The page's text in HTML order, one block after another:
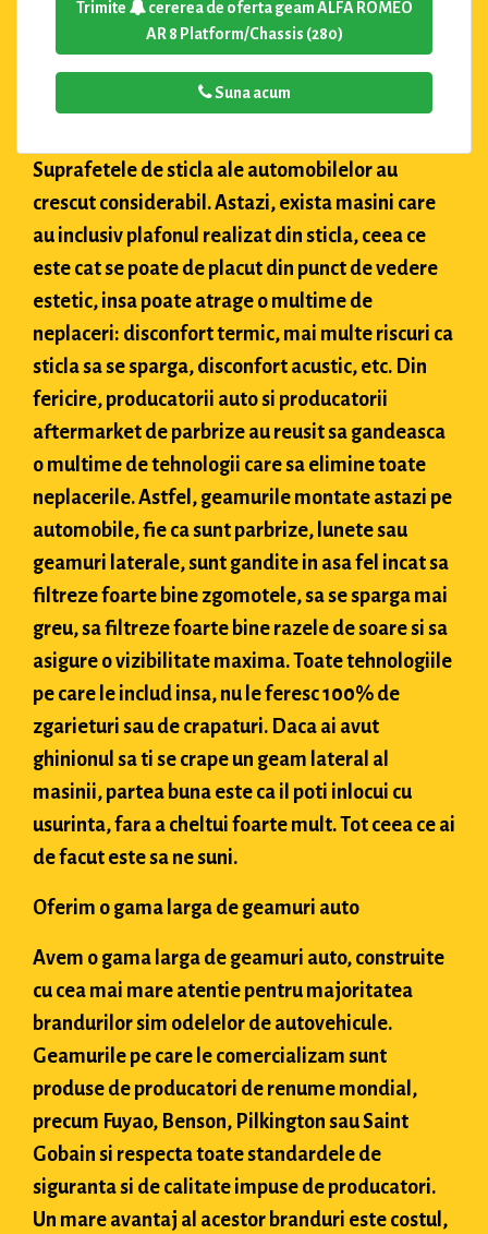
Trimite
cererea de oferta geam ALFA ROMEO
AR 8 Platform/Chassis (280)
Suna acum
Suprafetele de sticla ale automobilelor au
crescut considerabil. Astazi, exista masini care
au inclusiv plafonul realizat din sticla, ceea ce
este cat se poate de placut din punct de vedere
estetic, insa poate atrage o multime de
neplaceri: disconfort termic, mai multe riscuri ca
sticla sa se sparga, disconfort acustic, etc. Din
fericire, producatorii auto si producatorii
aftermarket de parbrize au reusit sa gandeasca
o multime de tehnologii care sa elimine toate
neplacerile. Astfel, geamurile montate astazi pe
automobile, fie ca sunt parbrize, lunete sau
geamuri laterale, sunt gandite in asa fel incat sa
filtreze foarte bine zgomotele, sa se sparga mai
greu, sa filtreze foarte bine razele de soare si sa
asigure o vizibilitate maxima. Toate tehnologiile
pe care le includ insa, nu le feresc 100% de
zgarieturi sau de crapaturi. Daca ai avut
ghinionul sa ti se crape un geam lateral al
masinii, partea buna este ca il poti inlocui cu
usurinta, fara a cheltui foarte mult. Tot ceea ce ai
de facut este sa ne suni.
Oferim o gama larga de geamuri auto
Avem o gama larga de geamuri auto, construite
cu cea mai mare atentie pentru majoritatea
brandurilor sim odelelor de autovehicule.
Geamurile pe care le comercializam sunt
produse de producatori de renume mondial,
precum Fuyao, Benson, Pilkington sau Saint
Gobain si respecta toate standardele de
siguranta si de calitate impuse de producatori.
Un mare avantaj al acestor branduri este costul,